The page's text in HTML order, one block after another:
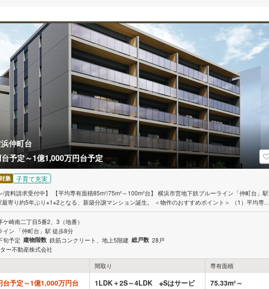
仲町台
予定～1億1,000万円台予定
子育て充実
中】 【平均専有面積85m²/75m²～100m²台】 横浜市営地下鉄ブルーライン「仲町台」駅
り※1※2となる、新築分譲マンション誕生。 ＜物件のおすすめポイント＞ （1）平均専有
台のゆとりある住空間。 （2）角部屋率約64％、開放感とプライバシー性に配慮したプランニング。
。※規格・サイズ等に関してはスタッフまでお問い合わせください。 ※1:Realnetマンションサマ
9月分譲の「プレディア仲町台」以来の仲町台駅最寄り物件となり、約5年ぶりの供給になります。 ※
Yahoo！不動産を見た」とお申し付けくださいませ。 また、お電話番号をご記入いただくと、スムーズ
崎南二丁目5番2、3（地番）
イン 「仲町台」駅 徒歩8分
旬予定 建物階数 鉄筋コンクリート、地上5階建 総戸数 28戸
ー不動産株式会社
間取り 専有面積
台予定～1億1,000万円台
1LDK＋2S～4LDK ※Sはサービ
75.33m²～